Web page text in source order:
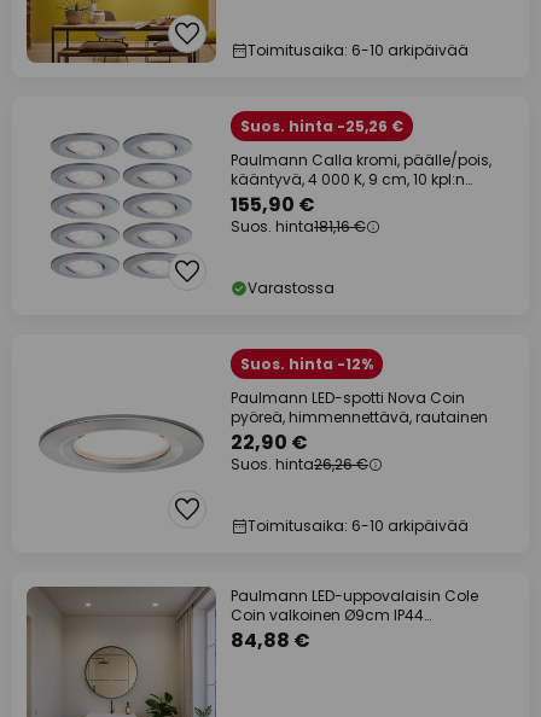
Toimitusaika: 6-10 arkipäivää
Suos. hinta -25,26 €
Paulmann Calla kromi, päälle/pois,
kääntyvä, 4 000 K, 9 cm, 10 kpl:n
pakkaus
155,90 €
Suos. hinta181,16 €
Varastossa
Suos. hinta -12%
Paulmann LED-spotti Nova Coin
pyöreä, himmennettävä, rautainen
22,90 €
Suos. hinta26,26 €
Toimitusaika: 6-10 arkipäivää
Paulmann LED-uppovalaisin Cole
Coin valkoinen Ø9cm IP44
himmennettävä 3 kpl:n
84,88 €